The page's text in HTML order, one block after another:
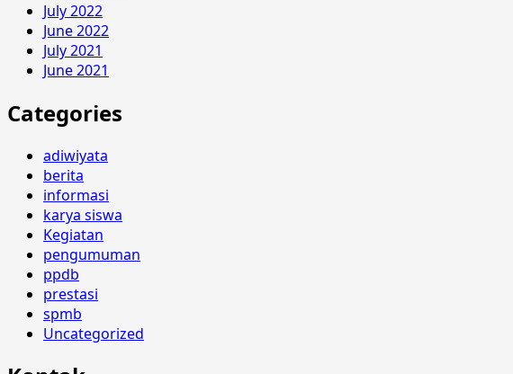
July 2022
June 2022
July 2021
June 2021
Categories
adiwiyata
berita
informasi
karya siswa
Kegiatan
pengumuman
ppdb
prestasi
spmb
Uncategorized